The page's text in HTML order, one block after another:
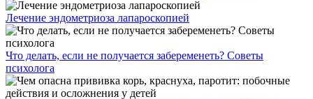
Лечение эндометриоза лапароскопией
Что делать, если не получается забеременеть? Советы
психолога